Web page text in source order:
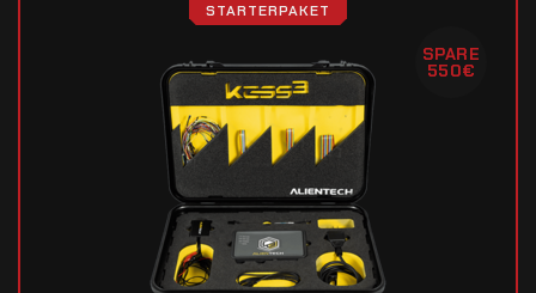
SPARE
550€
STARTERPAKET